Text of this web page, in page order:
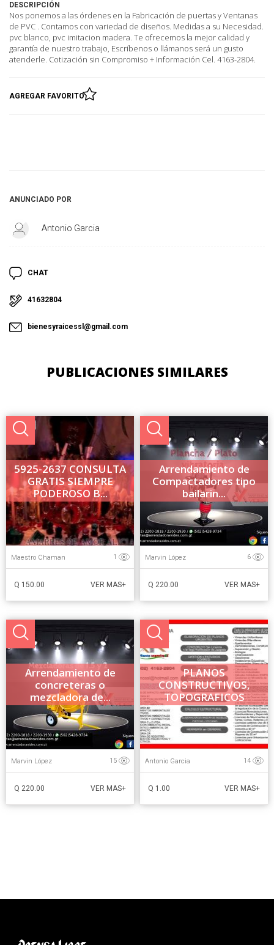
DESCRIPCIÓN
Nos ponemos a las órdenes en la Fabricación de puertas y Ventanas
de PVC . Contamos con variedad de diseños. Medidas a su Necesidad.
pvc blanco, pvc imitacion madera. Te ofrecemos la mejor calidad y
garantía de nuestro trabajo, Escríbenos o llámanos será un gusto
atenderle. Cotización sin Compromiso + Información Cel. 4163-2804.
AGREGAR FAVORITO
ANUNCIADO POR
Antonio Garcia
CHAT
41632804
bienesyraicessl@gmail.com
PUBLICACIONES SIMILARES
5925-2637 CONSULTA
GRATIS SIEMPRE
PODEROSO B...
Maestro Chaman 1
Q 150.00 VER MAS+
Arrendamiento de
Compactadores tipo
bailarin...
Marvin López 6
Q 220.00 VER MAS+
Arrendamiento de
concreteras o
mezcladora de...
Marvin López 15
Q 220.00 VER MAS+
PLANOS
CONSTRUCTIVOS,
TOPOGRAFICOS
LICENCIAS...
Antonio Garcia 14
Q 1.00 VER MAS+